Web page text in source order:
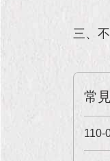
三、
常
110-